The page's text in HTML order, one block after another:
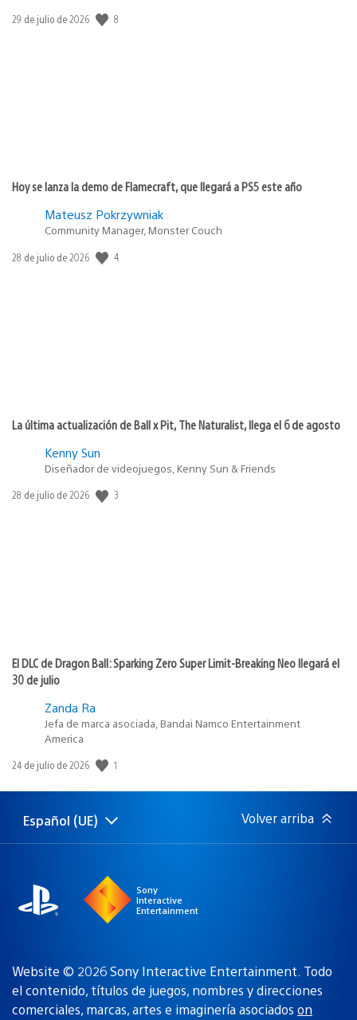
Fecha
29 de julio de 2026 8
Hoy se lanza la demo de Flamecraft, que llegará a PS5 este año
Mateusz Pokrzywniak
Community Manager, Monster Couch
Fecha
28 de julio de 2026 4
La última actualización de Ball x Pit, The Naturalist, llega el 6 de agosto
Kenny Sun
Diseñador de videojuegos, Kenny Sun & Friends
Fecha
28 de julio de 2026 3
El DLC de Dragon Ball: Sparking Zero Super Limit-Breaking Neo llegará el
30 de julio
Zanda Ra
Jefa de marca asociada, Bandai Namco Entertainment
America
Fecha
publicación:
24 de julio de 2026 1
Selecciona
una
Región
actual:
Español (UE) Volver arriba
Sony
Interactive
Entertainment
Website © 2026 Sony Interactive Entertainment. Todo
el contenido, títulos de juegos, nombres y direcciones
comerciales, marcas, artes e imaginería asociados on